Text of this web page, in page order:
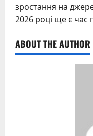
зростання на
2026 році ще є час
ABOUT THE AUTHOR